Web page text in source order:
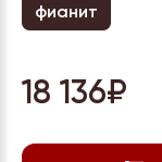
фианит
18 136₽